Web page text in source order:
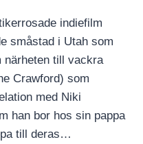
indiefilm
småstad i Utah som
närheten till vackra
Crawford) som
med Niki
han bor hos sin pappa
till deras…